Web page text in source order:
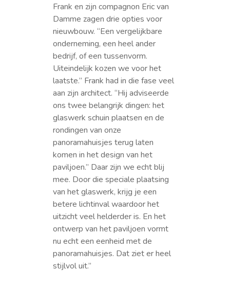
Frank en zijn compagnon Eric van
Damme zagen drie opties voor
nieuwbouw. “Een vergelijkbare
onderneming, een heel ander
bedrijf, of een tussenvorm.
Uiteindelijk kozen we voor het
laatste.” Frank had in die fase veel
aan zijn architect. “Hij adviseerde
ons twee belangrijk dingen: het
glaswerk schuin plaatsen en de
rondingen van onze
panoramahuisjes terug laten
komen in het design van het
paviljoen.” Daar zijn we echt blij
mee. Door die speciale plaatsing
van het glaswerk, krijg je een
betere lichtinval waardoor het
uitzicht veel helderder is. En het
ontwerp van het paviljoen vormt
nu echt een eenheid met de
panoramahuisjes. Dat ziet er heel
stijlvol uit.”